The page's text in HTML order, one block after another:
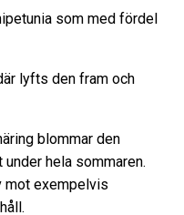
som med fördel
lyfts den fram och
blommar den
hela sommaren.
mot exempelvis